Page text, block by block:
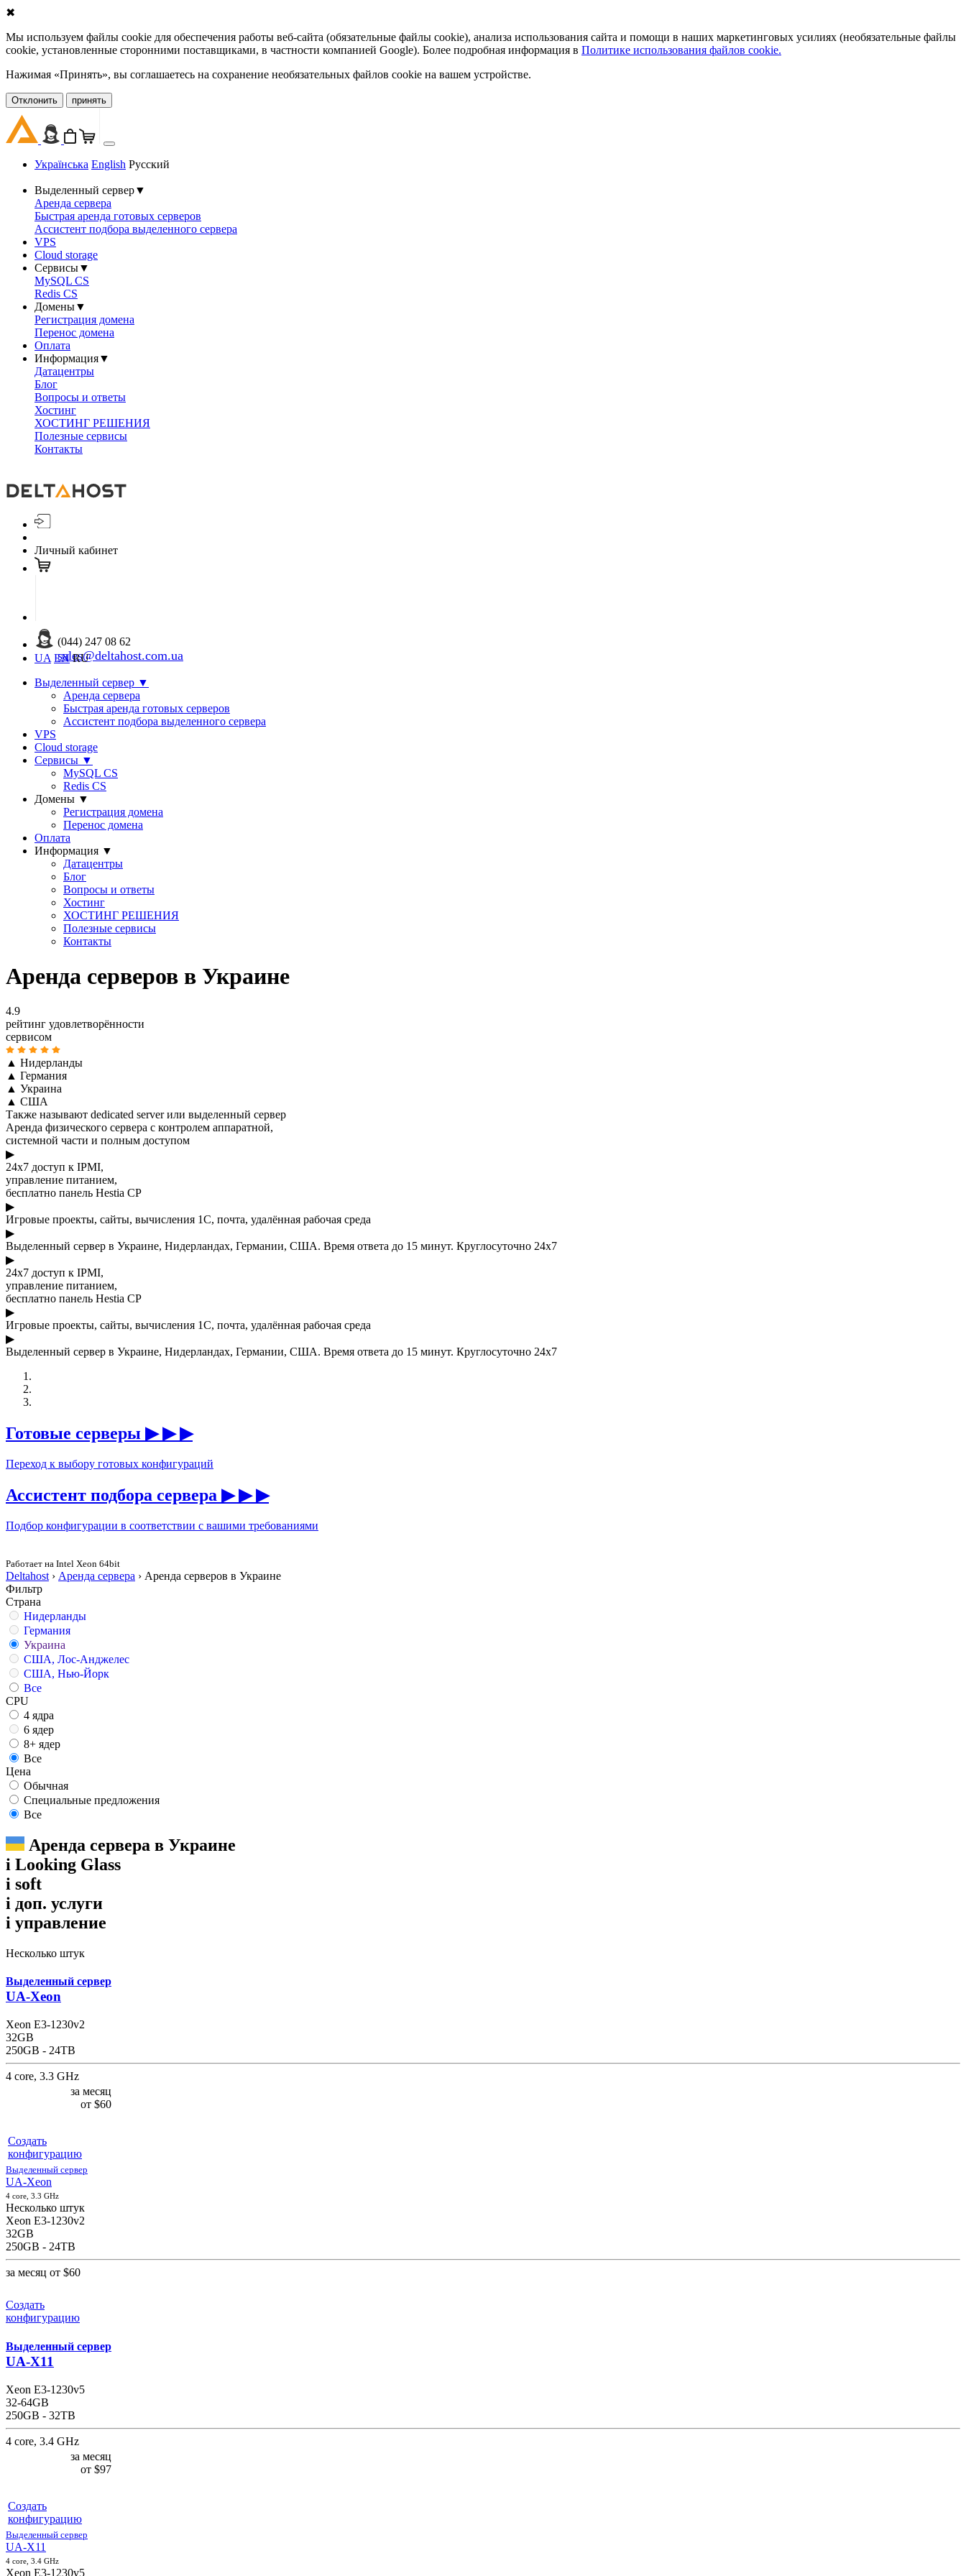
✖
Мы используем файлы cookie для обеспечения работы веб-сайта (обязательные файлы cookie), анализа использования сайта и помощи в наших маркетинговых усилиях (необязательные файлы
cookie, установленные сторонними поставщиками, в частности компанией Google). Более подробная информация в Политике использования файлов cookie.
Нажимая «Принять», вы соглашаетесь на сохранение необязательных файлов cookie на вашем устройстве.
Oтклонить принять
Українська English Русский
Выделенный сервер▼
Аренда сервера
Быстрая аренда готовых серверов
Ассистент подбора выделенного сервера
VPS
Cloud storage
Сервисы▼
MySQL CS
Redis CS
Домены▼
Регистрация домена
Перенос домена
Оплата
Информация▼
Датацентры
Блог
Вопросы и ответы
Хостинг
ХОСТИНГ РЕШЕНИЯ
Полезные сервисы
Контакты
Личный кабинет
(044) 247 08 62
sales@deltahost.com.ua
UA EN RU
Выделенный сервер ▼
Аренда сервера
Быстрая аренда готовых серверов
Ассистент подбора выделенного сервера
VPS
Cloud storage
Сервисы ▼
MySQL CS
Redis CS
Домены ▼
Регистрация домена
Перенос домена
Оплата
Информация ▼
Датацентры
Блог
Вопросы и ответы
Хостинг
ХОСТИНГ РЕШЕНИЯ
Полезные сервисы
Контакты
Аренда серверов в Украине
4.9
рейтинг удовлетворённости
сервисом
▲ Нидерланды
▲ Германия
▲ Украина
▲ США
Также называют dedicated server или выделенный сервер
Аренда физического сервера с контролем аппаратной,
системной части и полным доступом
▶
24x7 доступ к IPMI,
управление питанием,
бесплатно панель Hestia CP
▶
Игровые проекты, сайты, вычисления 1С, почта, удалённая рабочая среда
▶
Выделенный сервер в Украине, Нидерландах, Германии, США. Время ответа до 15 минут. Круглосуточно 24x7
▶
24x7 доступ к IPMI,
управление питанием,
бесплатно панель Hestia CP
▶
Игровые проекты, сайты, вычисления 1С, почта, удалённая рабочая среда
▶
Выделенный сервер в Украине, Нидерландах, Германии, США. Время ответа до 15 минут. Круглосуточно 24x7
Готовые серверы ▶ ▶ ▶
Переход к выбору готовых конфигураций
Ассистент подбора сервера ▶ ▶ ▶
Подбор конфигурации в соответствии с вашими требованиями
Работает на Intel Xeon 64bit
Deltahost › Аренда сервера › Аренда серверов в Украине
Фильтр
Страна
Нидерланды
Германия
Украина
США, Лос-Анджелес
США, Нью-Йорк
Все
CPU
4 ядра
6 ядер
8+ ядер
Все
Цена
Обычная
Специальные предложения
Все
Аренда сервера в Украине
i Looking Glass
i soft
i доп. услуги
i управление
Несколько штук
Выделенный сервер
UA-Xeon
Xeon E3-1230v2
32GB
250GB - 24TB
4 core, 3.3 GHz
за месяц
от $60
Создать
конфигурацию
Выделенный сервер
UA-Xeon
4 core, 3.3 GHz
Несколько штук
Xeon E3-1230v2
32GB
250GB - 24TB
за месяц от $60
Создать
конфигурацию
Выделенный сервер
UA-X11
Xeon E3-1230v5
32-64GB
250GB - 32TB
4 core, 3.4 GHz
за месяц
от $97
Создать
конфигурацию
Выделенный сервер
UA-X11
4 core, 3.4 GHz
Xeon E3-1230v5